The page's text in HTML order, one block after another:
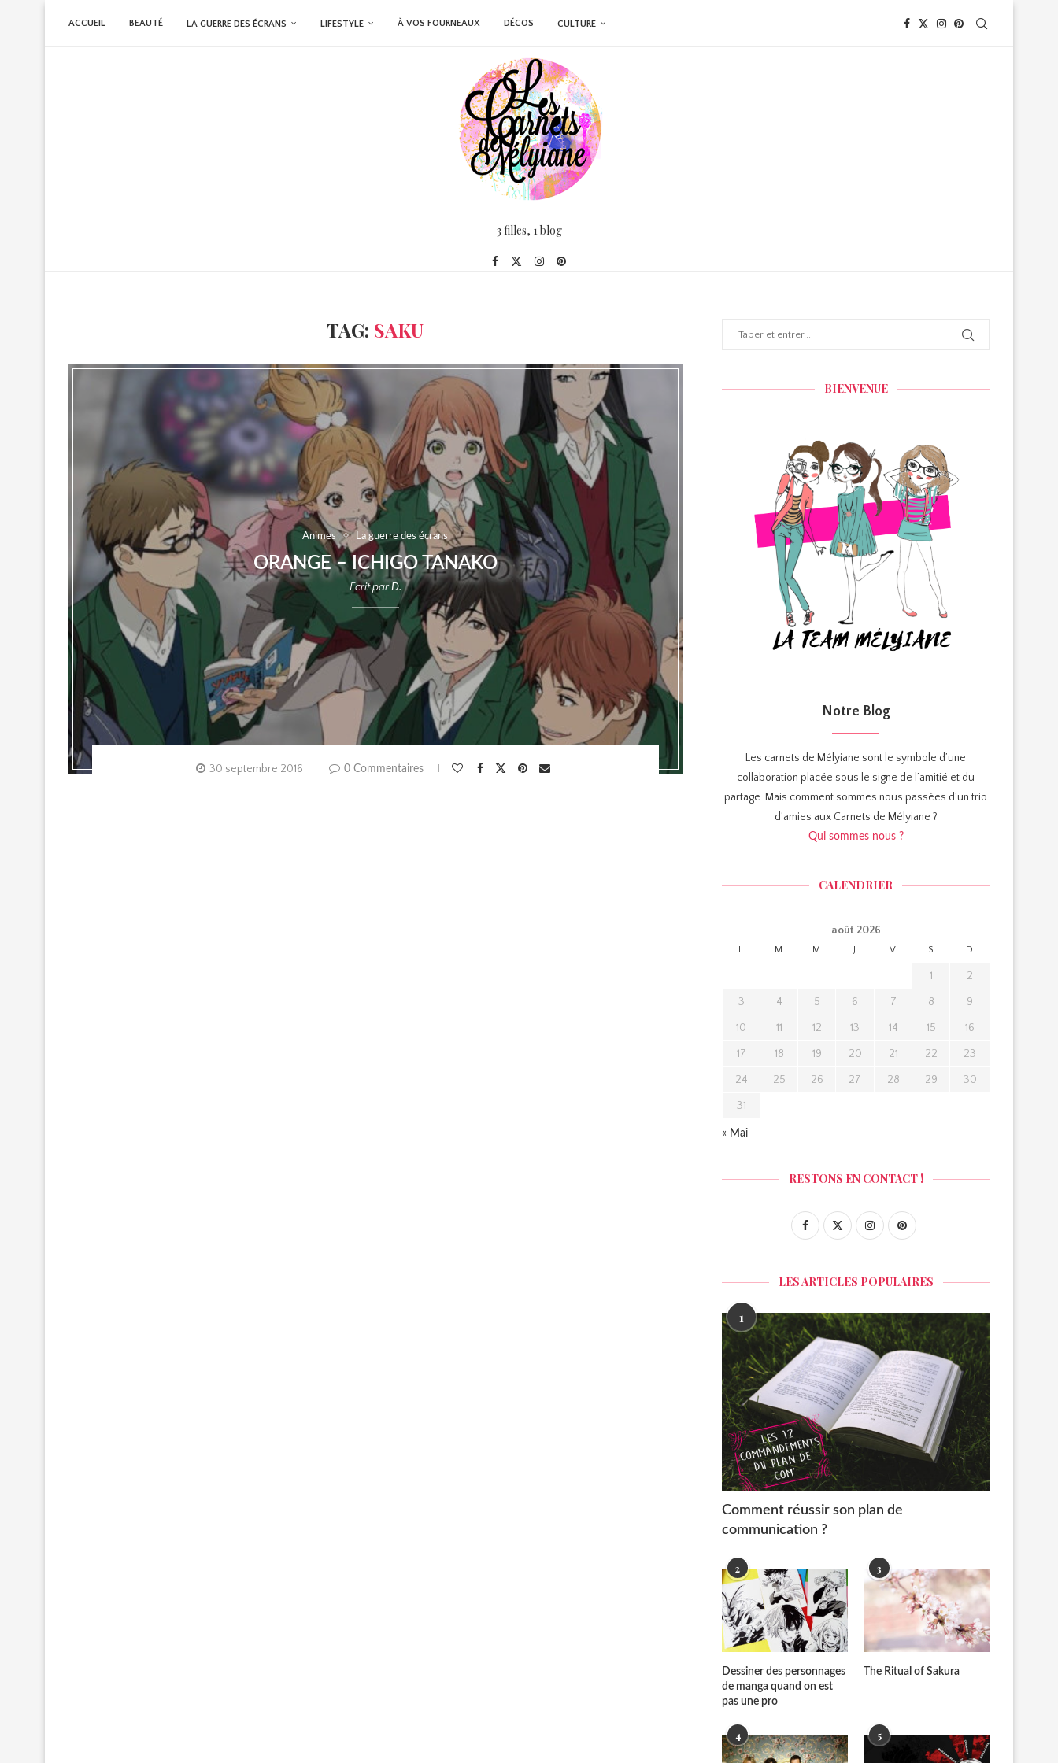
ACCUEIL BEAUTÉ LA GUERRE DES ÉCRANS LIFESTYLE À VOS FOURNEAUX DÉCOS CULTURE
3 filles, 1 blog
TAG: SAKU
Animes La guerre des écrans
ORANGE – ICHIGO TANAKO
Ecrit parD.
30 septembre 2016 0 Commentaires
BIENVENUE
Notre Blog
Les carnets de Mélyiane sont le symbole d’une
collaboration placée sous le signe de l’amitié et du
partage. Mais comment sommes nous passées d’un trio
d’amies aux Carnets de Mélyiane ?
Qui sommes nous ?
CALENDRIER
août 2026
L M M J V S D
1 2
3 4 5 6 7 8 9
10 11 12 13 14 15 16
17 18 19 20 21 22 23
24 25 26 27 28 29 30
31
« Mai
RESTONS EN CONTACT !
LES ARTICLES POPULAIRES
1
Comment réussir son plan de
communication ?
2
Dessiner des personnages
de manga quand on est
pas une pro
3
The Ritual of Sakura
4 5